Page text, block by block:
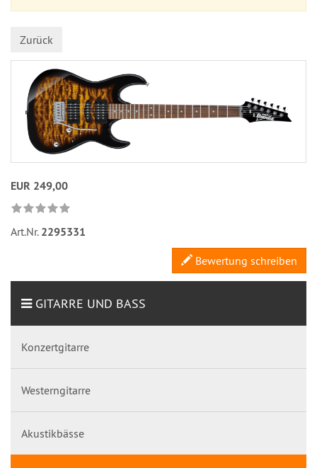
Zurück
EUR 249,00
Art.Nr. 2295331
Bewertung schreiben
GITARRE UND BASS
Konzertgitarre
Westerngitarre
Akustikbässe